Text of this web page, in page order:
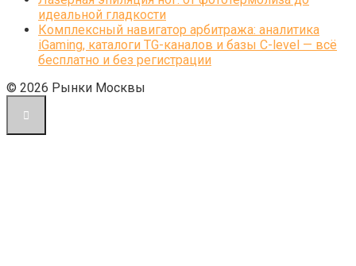
идеальной гладкости
Комплексный навигатор арбитража: аналитика
iGaming, каталоги TG-каналов и базы C-level — всё
бесплатно и без регистрации
© 2026 Рынки Москвы